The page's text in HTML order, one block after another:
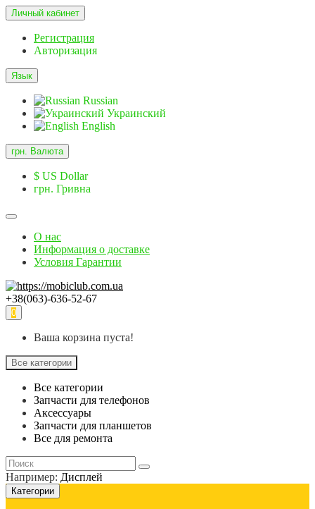
Личный кабинет
Регистрация
Авторизация
Язык
Russian
Украинский
English
грн. Валюта
$ US Dollar
грн. Гривна
О нас
Информация о доставке
Условия Гарантии
+38(063)-636-52-67
0
Ваша корзина пуста!
Все категории
Все категории
Запчасти для телефонов
Аксессуары
Запчасти для планшетов
Все для ремонта
Например: Дисплей
Категории